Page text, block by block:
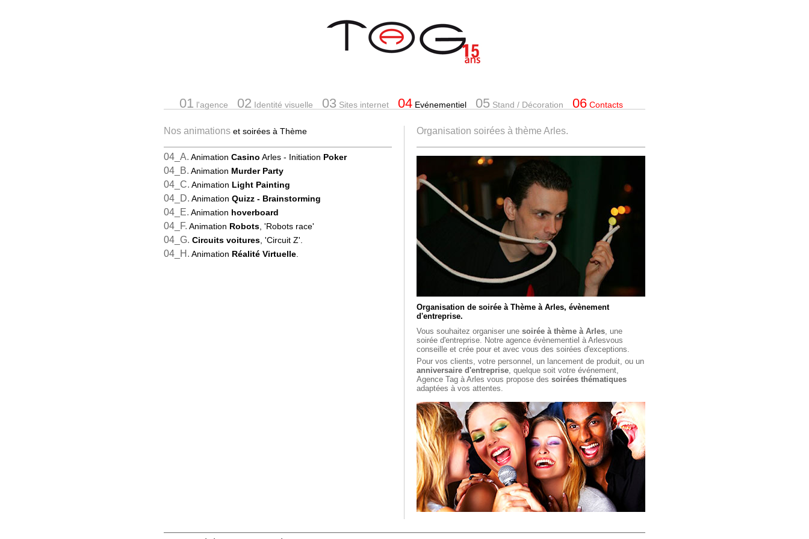
01 l'agence 02 Identité visuelle 03 Sites internet 04Evénementiel 05Stand / Décoration 06Contacts
Nos animations et soirées à Thème
04_A. Animation Casino Arles - Initiation Poker
04_B. Animation Murder Party
04_C. Animation Light Painting
04_D. Animation Quizz - Brainstorming
04_E. Animation hoverboard
04_F. Animation Robots , 'Robots race'
04_G. Circuits voitures , 'Circuit Z'.
04_H. Animation Réalité Virtuelle
Organisation soirées à thème Arles.
Organisation de soirée à Thème à Arles, évènement
d'entreprise.
Vous souhaitez organiser une soirée à thème à Arles , une
soirée d'entreprise. Notre agence évènementiel à Arlesvous
conseille et crée pour et avec vous des soirées d'exceptions.
Pour vos clients, votre personnel, un lancement de produit, ou un
anniversaire d'entreprise , quelque soit votre événement,
Agence Tag à Arles vous propose des soirées thématiques
adaptées à vos attentes.